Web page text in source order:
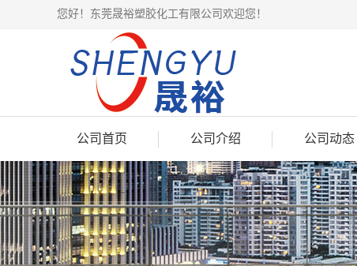
您好！东莞晟裕塑胶化工有限公司欢迎您！
公司首页 公司介绍 公司动态